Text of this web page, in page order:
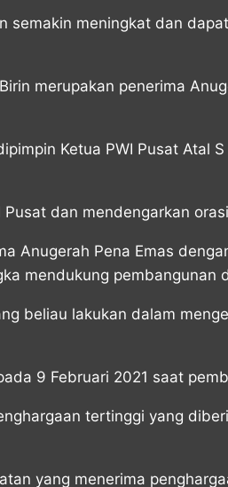
meningkat dan
merupakan penerima
Ketua PWI Pusat Atal
dan mendengarkan
Anugerah Pena Emas
mendukung pembangunan
beliau lakukan dalam
9 Februari 2021 saat
tertinggi yang
yang menerima